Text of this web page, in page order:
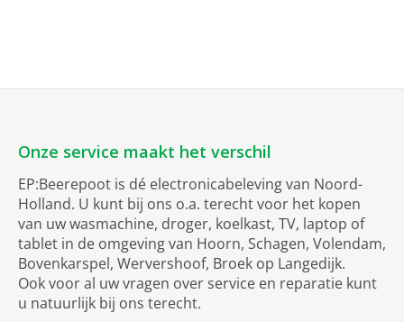
Onze service maakt het verschil
EP:Beerepoot is dé electronicabeleving van Noord-
Holland. U kunt bij ons o.a. terecht voor het kopen
van uw wasmachine, droger, koelkast, TV, laptop of
tablet in de omgeving van Hoorn, Schagen, Volendam,
Bovenkarspel, Wervershoof, Broek op Langedijk.
Ook voor al uw vragen over service en reparatie kunt
u natuurlijk bij ons terecht.